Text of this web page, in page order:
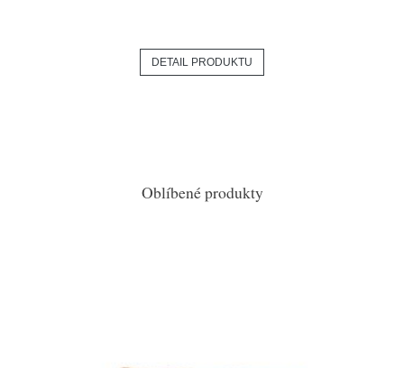
DETAIL PRODUKTU
Oblíbené produkty